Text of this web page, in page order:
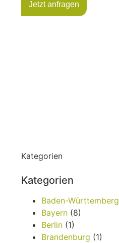
Jetzt anfragen
Kategorien
Kategorien
Baden-Württemberg
Bayern (8)
Berlin (1)
Brandenburg (1)